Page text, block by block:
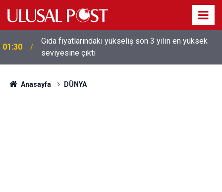
01:30
Gıda fiyatlarındaki yükseliş son 3 yılın en yüksek
seviyesine çıktı
01:26
Galatasaray'dan sekiz kişi hakkında savcılığa suç
duyurusu
Anasayfa DÜNYA